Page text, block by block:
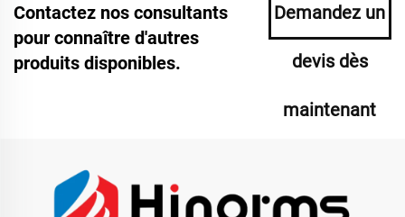
Contactez nos consultants
pour connaître d'autres
produits disponibles.
Demandez un
devis dès
maintenant